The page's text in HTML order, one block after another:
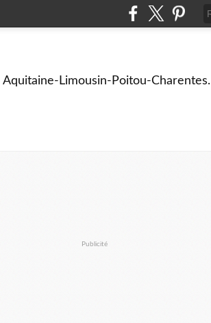
Limousin-Poitou-Charentes.
Publicité